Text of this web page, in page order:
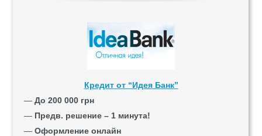
Кредит от “Идея Банк”
— До 200 000 грн
— Предв. решение – 1 минута!
— Оформление онлайн